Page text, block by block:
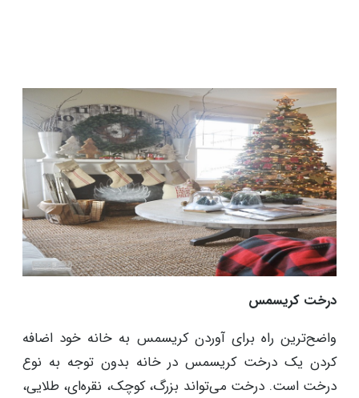
درخت کریسمس
واضح‌ترین راه برای آوردن کریسمس به خانه خود اضافه
کردن یک درخت کریسمس در خانه بدون توجه به نوع
درخت است. درخت می‌تواند بزرگ، کوچک، نقره‌ای، طلایی،